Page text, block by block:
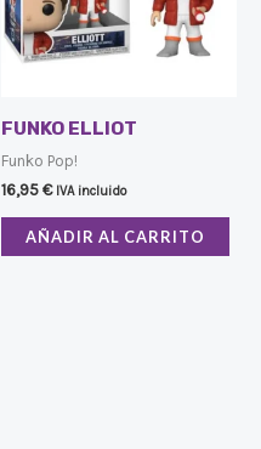
FUNKO ELLIOT
Funko Pop!
16,95€ IVA incluido
AÑADIR AL CARRITO